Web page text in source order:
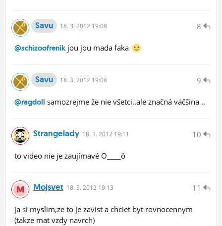
8
Savu 18. 3. 2012 19:08
@schizoofrenik jou jou mada faka
9
Savu 18. 3. 2012 19:08
@ragdoll samozrejme že nie všetci..ale značná väčšina ..
10
Strangelady 18. 3. 2012 19:11
to video nie je zaujímavé O____ô
11
Mojsvet 18. 3. 2012 19:13
ja si myslim,ze to je zavist a chciet byt rovnocennym
(takze mat vzdy navrch)